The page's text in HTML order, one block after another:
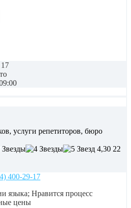
услуги репетиторов, бюро
4,30 22
400-29-17
языка; Нравится процесс
цены